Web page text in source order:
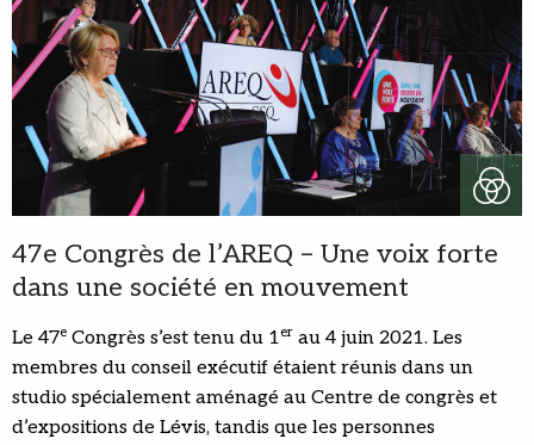
47e Congrès de l’AREQ – Une voix forte
dans une société en mouvement
Le 47e Congrès s’est tenu du 1er au 4 juin 2021. Les
membres du conseil exécutif étaient réunis dans un
studio spécialement aménagé au Centre de congrès et
d’expositions de Lévis, tandis que les personnes